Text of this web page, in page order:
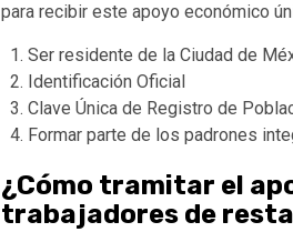
para recibir este apoyo económico
Ser residente de la Ciudad de
Identificación Oficial
Clave Única de Registro de
Formar parte de los padrones
¿Cómo tramitar el
trabajadores de